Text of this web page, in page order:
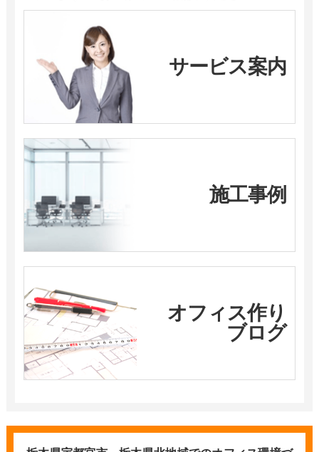
サービス案内
施工事例
オフィス作り
ブログ